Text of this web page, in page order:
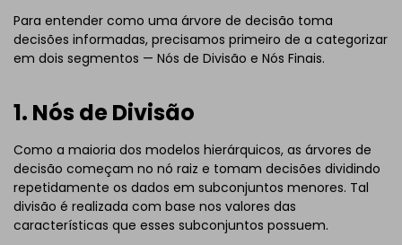
Para entender como uma árvore de decisão toma
decisões informadas, precisamos primeiro de a categorizar
em dois segmentos — Nós de Divisão e Nós Finais.
1. Nós de Divisão
Como a maioria dos modelos hierárquicos, as árvores de
decisão começam no nó raiz e tomam decisões dividindo
repetidamente os dados em subconjuntos menores. Tal
divisão é realizada com base nos valores das
características que esses subconjuntos possuem.